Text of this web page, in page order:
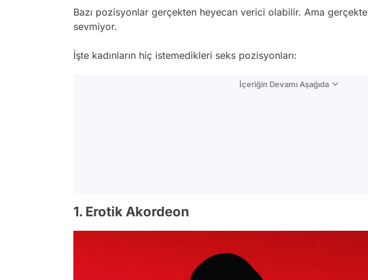
Bazı pozisyonlar gerçekten heyecan verici olabilir. Ama gerçekte
sevmiyor.
İşte kadınların hiç istemedikleri seks pozisyonları:
İçeriğin Devamı Aşağıda
1. Erotik Akordeon